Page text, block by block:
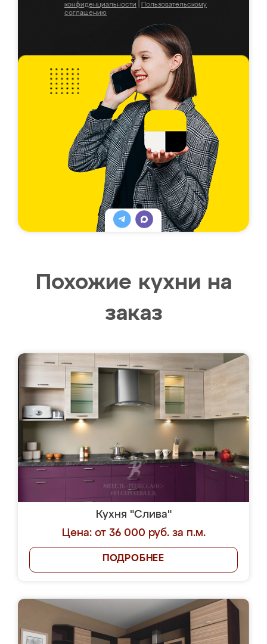
конфиденциальности
Пользовательскому
соглашению
Похожие кухни на
заказ
Кухня "Слива"
Цена: от 36 000 руб. за п.м.
ПОДРОБНЕЕ